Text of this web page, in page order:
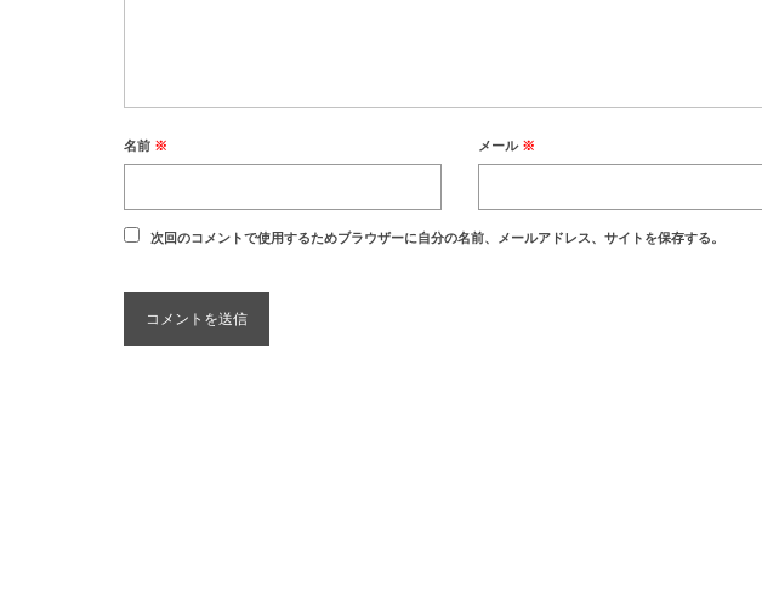
名前 ※ メール ※
次回のコメントで使用するためブラウザーに自分の名前、メールアドレス、サイトを保存する。